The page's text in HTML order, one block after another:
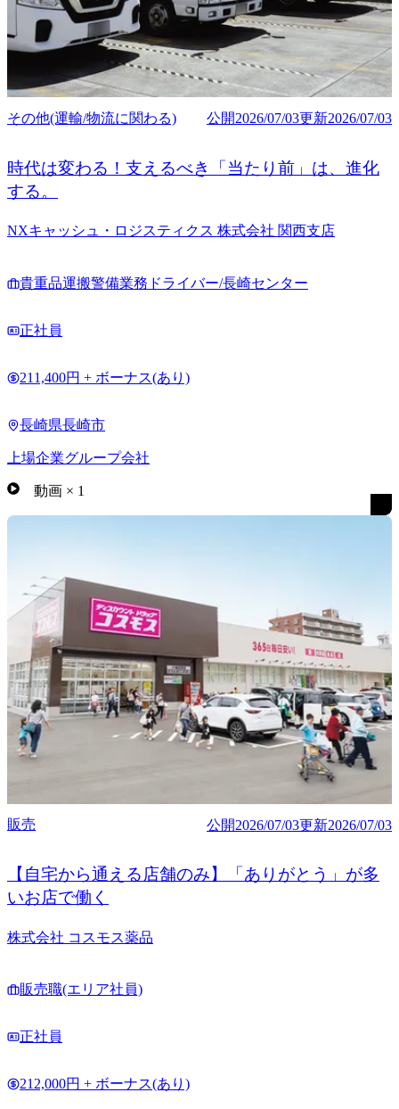
その他(運輸/物流に関わる) 公開2026/07/03更新2026/07/03
時代は変わる！支えるべき「当たり前」は、進化
する。
NXキャッシュ・ロジスティクス 株式会社 関西支店
貴重品運搬警備業務ドライバー/長崎センター
正社員
211,400円 + ボーナス(あり)
長崎県長崎市
上場企業グループ会社
動画 × 1
販売 公開2026/07/03更新2026/07/03
【自宅から通える店舗のみ】「ありがとう」が多
いお店で働く
株式会社 コスモス薬品
販売職(エリア社員)
正社員
212,000円 + ボーナス(あり)